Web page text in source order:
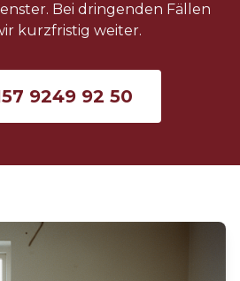
Bei dringenden Fällen
kurzfristig weiter.
9249 92 50